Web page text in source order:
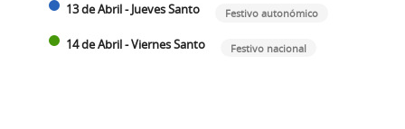
13 de Abril - Jueves Santo Festivo autonómico
14 de Abril - Viernes Santo Festivo nacional